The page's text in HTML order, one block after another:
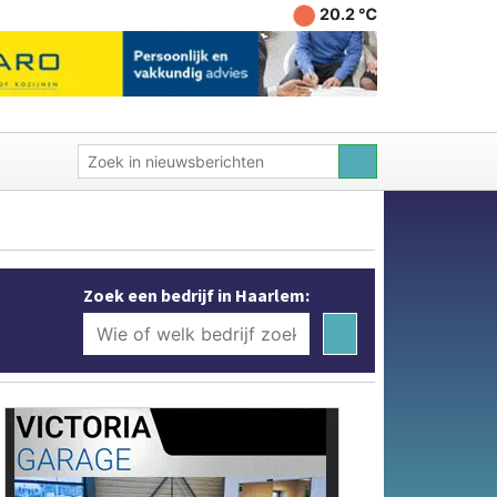
20.2 ℃
Zoek een bedrijf in Haarlem: